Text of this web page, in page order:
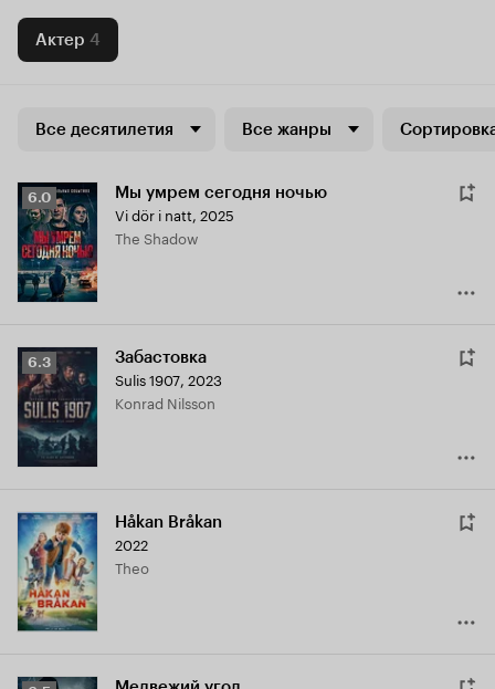
Актер 4
Все десятилетия Все жанры
Рейтинг
Кинопоиска
6.0
6.0 Мы умрем сегодня ночью
Vi dör i natt, 2025
The Shadow
Рейтинг
Кинопоиска
6.3
6.3 Забастовка
Sulis 1907, 2023
Konrad Nilsson
Håkan Bråkan
2022
Theo